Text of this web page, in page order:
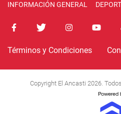
INFORMACIÓN GENERAL
Términos y Condiciones
Copyright El Ancasti 2026.